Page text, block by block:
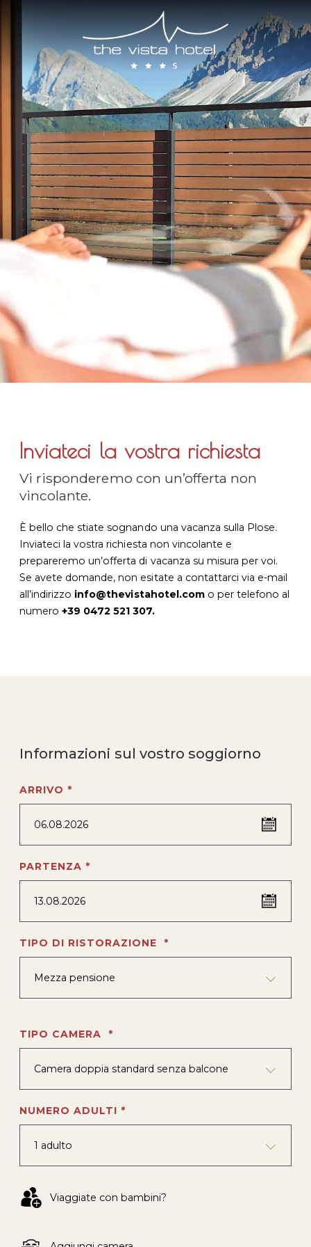
Inviateci la vostra richiesta
Vi risponderemo con un’offerta non
vincolante.
È bello che stiate sognando una vacanza sulla Plose.
Inviateci la vostra richiesta non vincolante e
prepareremo un’offerta di vacanza su misura per voi.
Se avete domande, non esitate a contattarci via e-mail
all’indirizzo info@thevistahotel.como per telefono al
numero+39 0472 521 307.
Informazioni sul vostro soggiorno
ARRIVO *
06.08.2026
PARTENZA *
13.08.2026
TIPO DI RISTORAZIONE *
Mezza pensione
TIPO CAMERA *
Camera doppia standard senza balcone
NUMERO ADULTI *
1 adulto
Viaggiate con bambini?